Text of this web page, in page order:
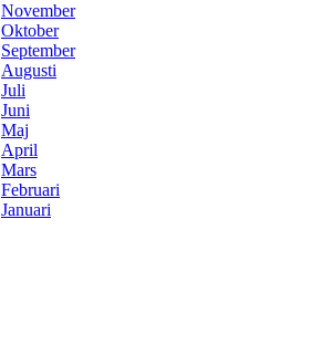
November
Oktober
September
Augusti
Juli
Juni
Maj
April
Mars
Februari
Januari